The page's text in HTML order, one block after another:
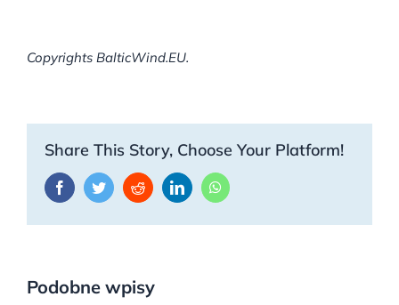
Copyrights BalticWind.EU.
Share This Story, Choose Your Platform!
FacebookTwitterRedditLinkedInWhatsApp
Podobne wpisy